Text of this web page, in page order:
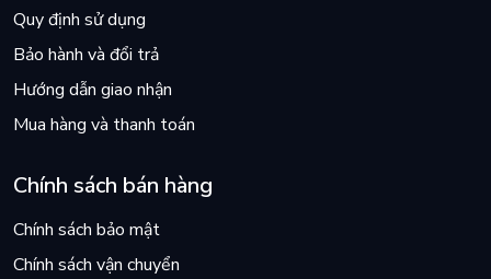
Quy định sử dụng
Bảo hành và đổi trả
Hướng dẫn giao nhận
Mua hàng và thanh toán
Chính sách bán hàng
Chính sách bảo mật
Chính sách vận chuyển